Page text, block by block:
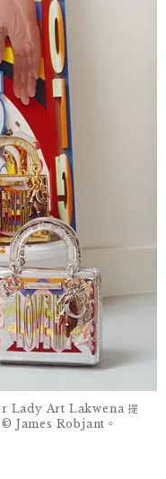
Lady Art Lakwena 提
James Robjant。